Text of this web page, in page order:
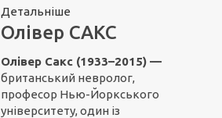
Детальніше
Олівер САКС
Олівер Сакс (1933–2015) —
британський невролог,
професор Нью-Йоркського
університету, один із